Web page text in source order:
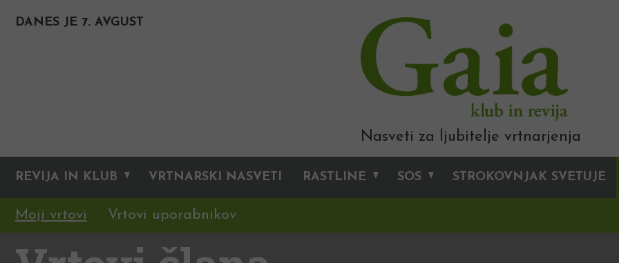
DANES JE 7. AVGUST
Nasveti za ljubitelje vrtnarjenja
REVIJA IN KLUB VRTNARSKI NASVETI RASTLINE SOS STROKOVNJAK SVETUJE
Moji vrtovi Vrtovi uporabnikov